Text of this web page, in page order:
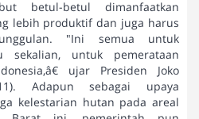
betul-betul dimanfaatkan
lebih produktif dan juga harus
"Ini semua untuk
sekalian, untuk pemerataan
ujar Presiden Joko
Adapun sebagai upaya
kelestarian hutan pada areal